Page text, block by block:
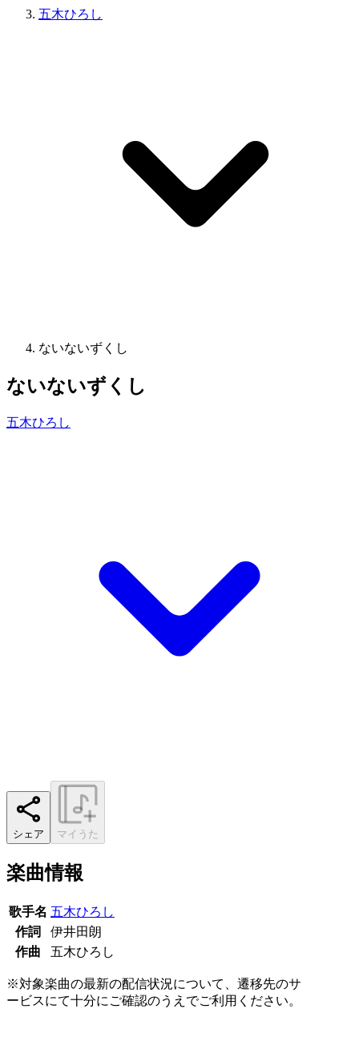
五木ひろし
ないないずくし
ないないずくし
五木ひろし
シェア マイうた
楽曲情報
歌手名 五木ひろし
作詞
伊井田朗
作曲
五木ひろし
※対象楽曲の最新の配信状況について、遷移先のサ
ービスにて十分にご確認のうえでご利用ください。